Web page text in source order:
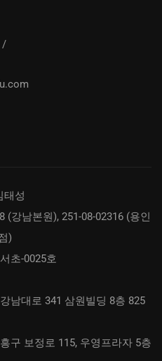
/
태성
(강남본원), 251-08-02316 (용인
)
초-0025호
남대로 341 삼원빌딩 8층 825
구 보정로 115, 우영프라자 5층